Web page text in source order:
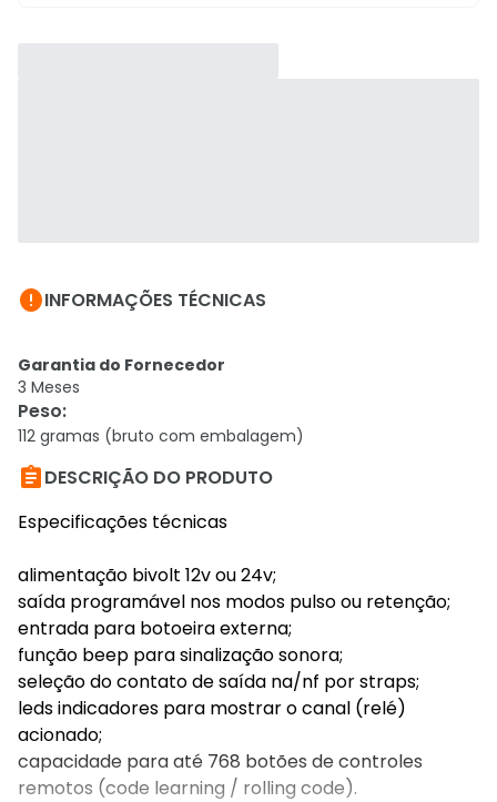
INFORMAÇÕES TÉCNICAS
Garantia do Fornecedor
3 Meses
Peso:
112 gramas (bruto com embalagem)
DESCRIÇÃO DO PRODUTO
Especificações técnicas
alimentação bivolt 12v ou 24v;
saída programável nos modos pulso ou retenção;
entrada para botoeira externa;
função beep para sinalização sonora;
seleção do contato de saída na/nf por straps;
leds indicadores para mostrar o canal (relé)
acionado;
capacidade para até 768 botões de controles
remotos (code learning / rolling code).